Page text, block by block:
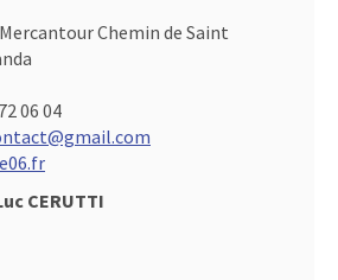
Chemin de Saint
06 04
CERUTTI